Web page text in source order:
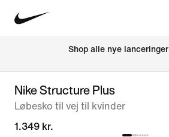
Shop alle nye lanceringer
Nike Structure Plus
Løbesko til vej til kvinder
1.349 kr.